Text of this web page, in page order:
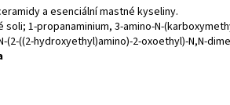
a esenciální mastné kyseliny.
1-propanaminium, 3-amino-N-
((2-hydroxyethyl)amino)-2-oxoethyl)-N,N-